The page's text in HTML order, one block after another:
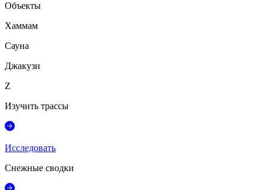
Объекты
Хаммам
Сауна
Джакузи
Z
Изучить трассы
Исследовать
Снежные сводки